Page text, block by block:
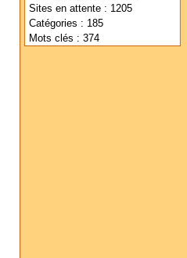
Sites en attente : 1205
Catégories : 185
Mots clés : 374